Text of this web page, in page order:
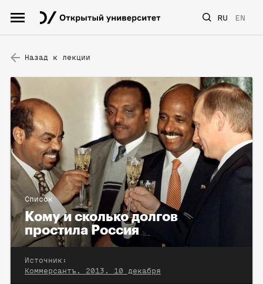
RU EN
Назад к лекции
Список
Кому и сколько долгов
простила Россия
Источник:
Коммерсантъ. 2013. 10 декабря